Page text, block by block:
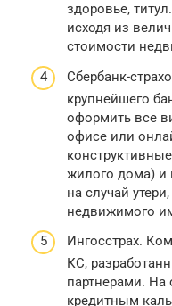
здоровье,
исходя из
стоимости
Сбербанк-
крупнейшего
оформить все
офисе или
жилого дома) и
на случай
недвижимого
Ингосстрах.
КС,
партнерами. На
кредитным